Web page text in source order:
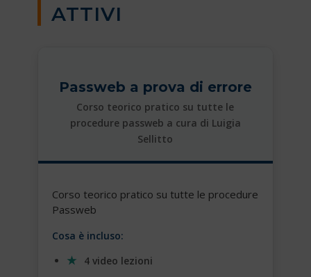
ATTIVI
Passweb a prova di errore
Corso teorico pratico su tutte le
procedure passweb a cura di Luigia
Sellitto
Corso teorico pratico su tutte le procedure
Passweb
Cosa è incluso:
4 video lezioni